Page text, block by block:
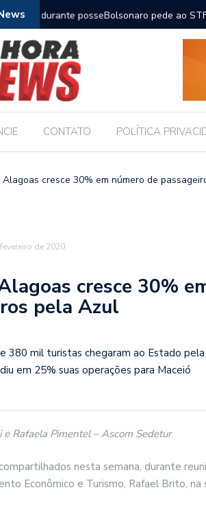
posse Bolsonaro pede ao STF para
CONTATO POLÍTICA
cresce 30% em número de
de 2020
cresce 30%
pela Azul
380 mil turistas chegaram ao Estado
em 25% suas operações para Maceió
e Rafaela Pimentel – Ascom Sedetur
nesta semana, durante
Econômico e Turismo, Rafael Brito, na